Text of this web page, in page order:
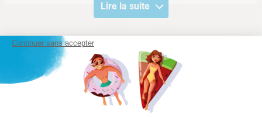
Lire la suite
Notre satisfaction, la votre
Avis clients
Continuer sans accepter